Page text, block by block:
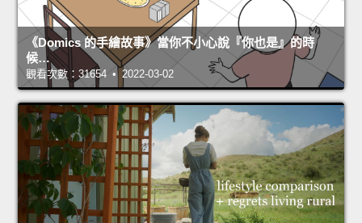
《Domics 的手繪故事》當你不小心說『你也是』的時
候…
觀看次數：31654 • 2022-03-02